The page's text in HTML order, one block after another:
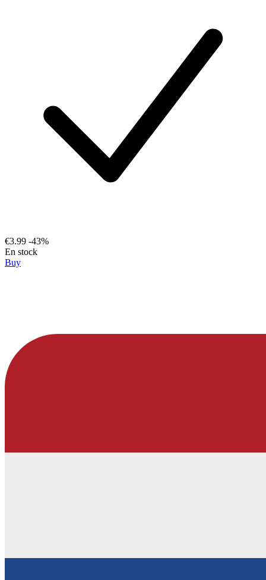
€3.99 -43%
En stock
Buy